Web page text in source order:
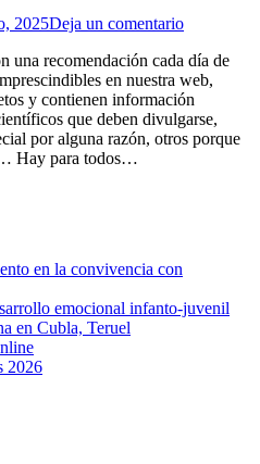
2025Deja un comentario
una recomendación cada día de
en nuestra web,
y contienen información
que deben divulgarse,
por alguna razón, otros porque
Hay para todos…
en la convivencia con
emocional infanto-juvenil
en Cubla, Teruel
2026